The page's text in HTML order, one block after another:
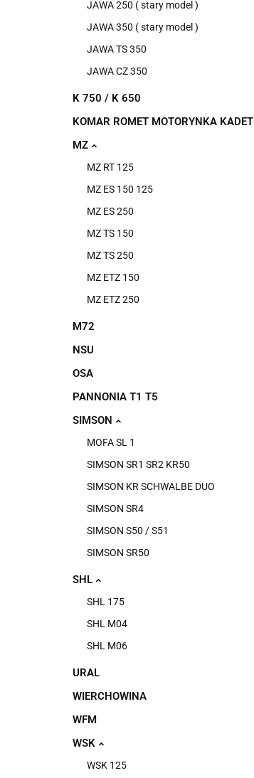
JAWA 250 ( stary model )
JAWA 350 ( stary model )
JAWA TS 350
JAWA CZ 350
K 750 / K 650
KOMAR ROMET MOTORYNKA KADET
MZ
MZ RT 125
MZ ES 150 125
MZ ES 250
MZ TS 150
MZ TS 250
MZ ETZ 150
MZ ETZ 250
M72
NSU
OSA
PANNONIA T1 T5
SIMSON
MOFA SL 1
SIMSON SR1 SR2 KR50
SIMSON KR SCHWALBE DUO
SIMSON SR4
SIMSON S50 / S51
SIMSON SR50
SHL
SHL 175
SHL M04
SHL M06
URAL
WIERCHOWINA
WFM
WSK
WSK 125